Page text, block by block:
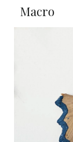
Macro